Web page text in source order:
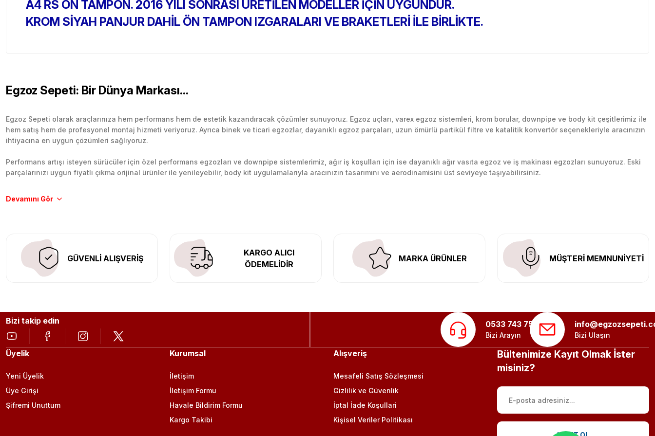
A4 RS ÖN TAMPON. 2016 YILI SONRASI ÜRETİLEN MODELLER İÇİN UYGUNDUR.
KROM SİYAH PANJUR DAHİL ÖN TAMPON IZGARALARI VE BRAKETLERİ İLE BİRLİKTE.
Yorum Yaz
Egzoz Sepeti: Bir Dünya Markası...
Egzoz Sepeti olarak araçlarınıza hem performans hem de estetik kazandıracak çözümler sunuyoruz. Egzoz uçları, varex egzoz sistemleri, krom borular, downpipe ve body kit çeşitlerimiz ile
hem satış hem de profesyonel montaj hizmeti veriyoruz. Ayrıca binek ve ticari egzozlar, dayanıklı egzoz parçaları, uzun ömürlü partikül filtre ve katalitik konvertör seçenekleriyle aracınızın
ihtiyacına en uygun çözümleri sağlıyoruz.
Performans artışı isteyen sürücüler için özel performans egzozları ve downpipe sistemlerimiz, ağır iş koşulları için ise dayanıklı ağır vasıta egzoz ve iş makinası egzozları sunuyoruz. Eski
parçalarınızı uygun fiyatlı çıkma orijinal ürünler ile yenileyebilir, body kit uygulamalarıyla aracınızın tasarımını ve aerodinamisini üst seviyeye taşıyabilirsiniz.
Tüm ürünlerimiz orijinal, dayanıklı ve uzun ömürlüdür. İstanbul’daki montaj merkezimizde profesyonel montaj yapıyor, Türkiye’nin her yerine güvenli kargo ile teslimat gerçekleştiriyoruz.
GÜVENLİ ALIŞVERİŞ
KARGO ALICI
ÖDEMELİDİR
MARKA ÜRÜNLER MÜŞTERİ MEMNUNİYETİ
Bizi takip edin 0533 743 75 56
Bizi Arayın Bizi Ulaşın
Üyelik
Yeni Üyelik
Üye Girişi
Şifremi Unuttum
Kurumsal
İletişim
İletişim Formu
Havale Bildirim Formu
Kargo Takibi
Alışveriş
Mesafeli Satış Sözleşmesi
Gizlilik ve Güvenlik
İptal İade Koşullari
Kişisel Veriler Politikası
Bültenimize Kayıt Olmak İster
misiniz?